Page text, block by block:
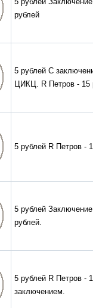
рублей
5 рублей С
ЦИКЦ. R Петров - 15
5 рублей R Петров -
5 рублей
рублей.
5 рублей R Петров -
заключением.